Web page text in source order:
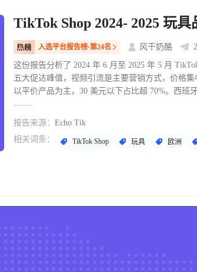
TikTok Shop 2024- 2025 玩
入选平台报告榜·第24名 风干奶酪
这份报告分析了 2024 年 6 月至 2025 年 5 月
五大促达峰值，视频引流是主要营销方式，价格
以平价产品为主，30 美元以下占比超 70%。西
主，两者均未形成头部梯队，未来增长潜力大。
报告来源： Echo Tik
相关词条：
TikTok Shop 玩具 欧洲